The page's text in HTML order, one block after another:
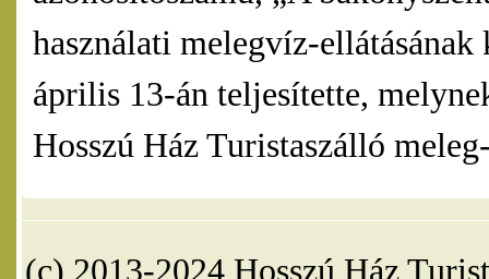
használati melegvíz-
április 13-án teljesítette,
Hosszú Ház Turistaszálló
(c) 2013-2024 Hosszú Ház